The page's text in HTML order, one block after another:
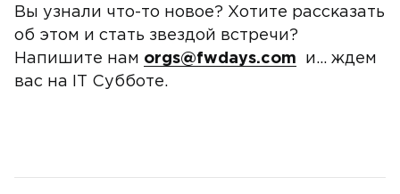
Вы узнали что-то новое? Хотите рассказать
об этом и стать звездой встречи?
Напишите нам orgs@fwdays.com и… ждем
вас на IT Субботе.